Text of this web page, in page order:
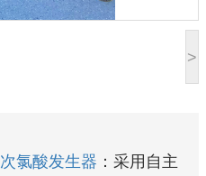
>
次氯酸发生器 ：采用自主